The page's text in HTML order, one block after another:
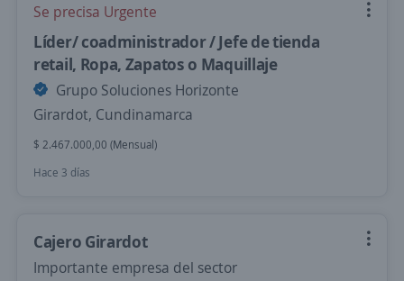
Se precisa Urgente
Líder/ coadministrador / Jefe de tienda
retail, Ropa, Zapatos o Maquillaje
Grupo Soluciones Horizonte
Girardot, Cundinamarca
$ 2.467.000,00 (Mensual)
Hace 3 días
Cajero Girardot
Importante empresa del sector